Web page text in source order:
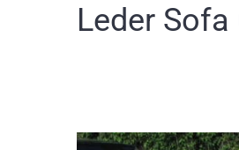
Leder Sofa